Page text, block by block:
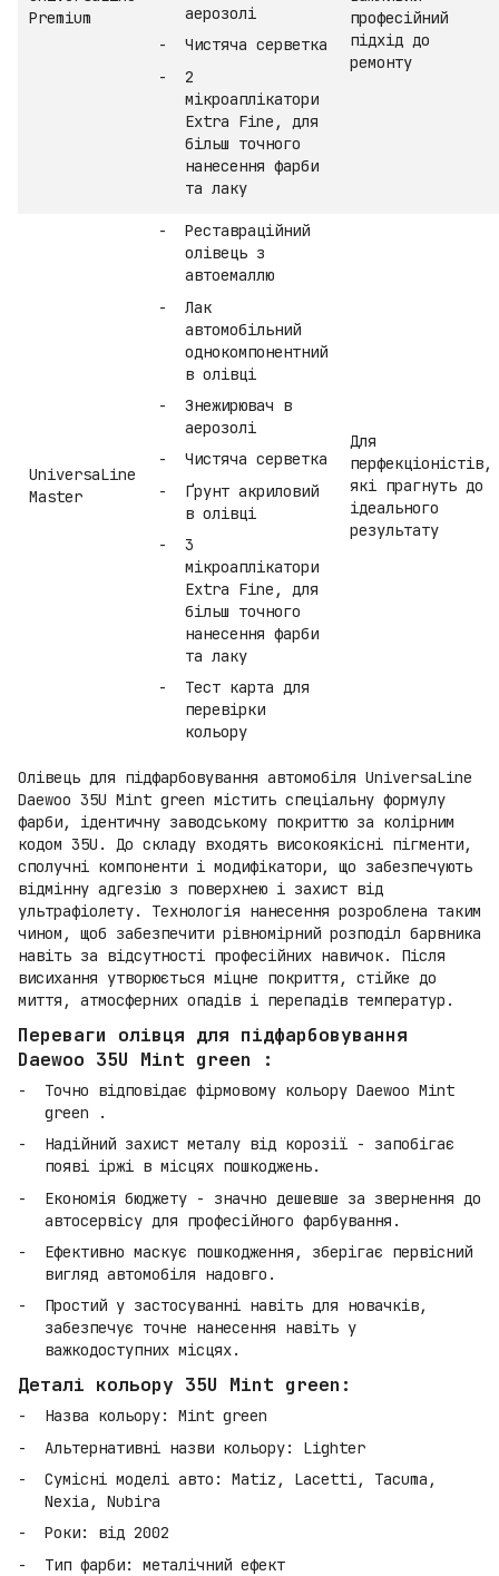
Premium
аерозолі
Чистяча серветка
2
мікроаплікатори
Extra Fine, для
більш точного
нанесення фарби
та лаку
професійний
підхід до
ремонту
UniversaLine
Master
Реставраційний
олівець з
автоемаллю
Лак
автомобільний
однокомпонентний
в олівці
Знежирювач в
аерозолі
Чистяча серветка
Ґрунт акриловий
в олівці
3
мікроаплікатори
Extra Fine, для
більш точного
нанесення фарби
та лаку
Тест карта для
перевірки
кольору
Для
перфекціоністів,
які прагнуть до
ідеального
результату
Олівець для підфарбовування автомобіля UniversaLine
Daewoo 35U Mint green містить спеціальну формулу
фарби, ідентичну заводському покриттю за колірним
кодом 35U. До складу входять високоякісні пігменти,
сполучні компоненти і модифікатори, що забезпечують
відмінну адгезію з поверхнею і захист від
ультрафіолету. Технологія нанесення розроблена таким
чином, щоб забезпечити рівномірний розподіл барвника
навіть за відсутності професійних навичок. Після
висихання утворюється міцне покриття, стійке до
миття, атмосферних опадів і перепадів температур.
Переваги олівця для підфарбовування
Daewoo 35U Mint green :
Точно відповідає фірмовому кольору Daewoo Mint
green .
Надійний захист металу від корозії - запобігає
появі іржі в місцях пошкоджень.
Економія бюджету - значно дешевше за звернення до
автосервісу для професійного фарбування.
Ефективно маскує пошкодження, зберігає первісний
вигляд автомобіля надовго.
Простий у застосуванні навіть для новачків,
забезпечує точне нанесення навіть у
важкодоступних місцях.
Деталі кольору 35U Mint green:
Назва кольору: Mint green
Альтернативні назви кольору: Lighter
Сумісні моделі авто: Matiz, Lacetti, Tacuma,
Nexia, Nubira
Роки: від 2002
Тип фарби: металічний ефект